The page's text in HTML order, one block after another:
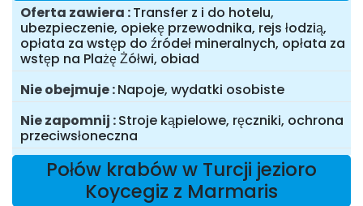
Oferta zawiera Transfer z i do hotelu,
ubezpieczenie, opiekę przewodnika, rejs łodzią,
opłata za wstęp do źródeł mineralnych, opłata za
wstęp na Plażę Żółwi, obiad
Nie obejmuje Napoje, wydatki osobiste
Nie zapomnij Stroje kąpielowe, ręczniki, ochrona
przeciwsłoneczna
Połów krabów w Turcji jezioro
Koycegiz z Marmaris